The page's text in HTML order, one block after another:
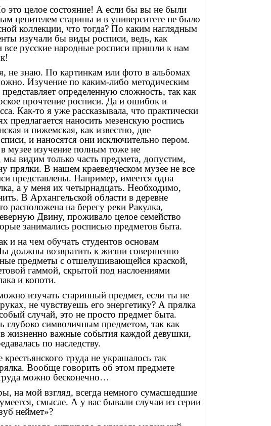
это целое состояние! А если бы вы не были
ценителем старины и в университете не было
коллекции, что тогда? По каким наглядным
изучали бы виды росписи, ведь, как
все русские народные росписи пришли к нам
не знаю. По картинкам или фото в альбомах
Изучение по каким-либо методическим
определенную сложность, так как
прочтение росписи. Да и ошибок и
Как-то я уже рассказывала, что практически
предлагается наносить мезенскую роспись
и пижемская, как известно, две
и наносятся они исключительно пером.
музее изучение полным тоже не
мы видим только часть предмета, допустим,
прялки. В нашем краеведческом музее не все
представлены. Например, имеется одна
а у меня их четырнадцать. Необходимо,
В Архангельской области в деревне
расположена на берегу реки Ракулка,
Двину, проживало целое семейство
занимались росписью предметов быта.
и на чем обучать студентов основам
должны возвратить к жизни совершенно
предметы с отшелушивающейся краской,
гаммой, скрытой под наслоениями
и копоти.
изучать старинный предмет, если ты не
не чувствуешь его энергетику? А прялка
случай, это не просто предмет быта.
глубоко символичным предметом, так как
жизненно важные события каждой девушки,
по наследству.
труда не украшалось так
Вообще говорить об этом предмете
можно бесконечно…
на мой взгляд, всегда немного сумасшедшие
смысле. А у вас бывали случаи из серии
неймет»?